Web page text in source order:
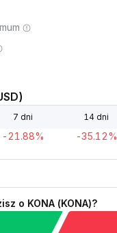
7 dni 14 dni
-21.88% -35.12%
o KONA (KONA)?